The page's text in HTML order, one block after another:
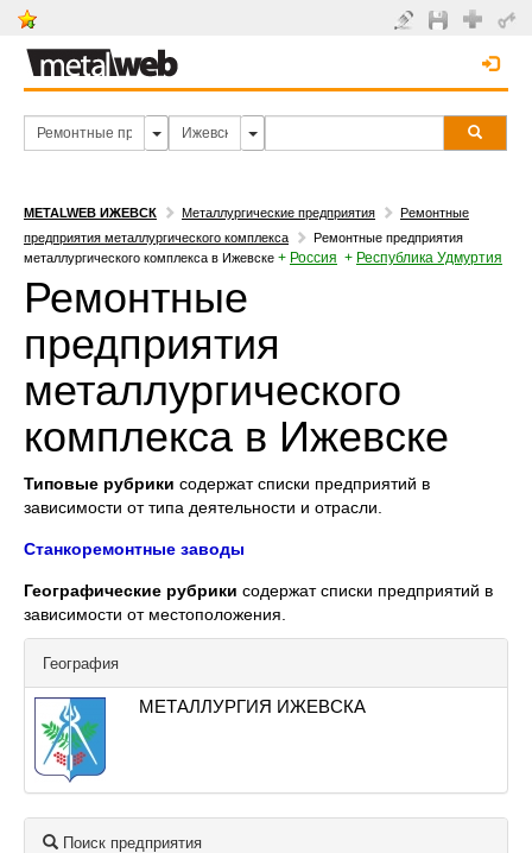
METALWEB ИЖЕВСК Металлургические предприятия
Ремонтные
предприятия металлургического комплекса
Ремонтные предприятия
металлургического комплекса в Ижевске + Россия + Республика Удмуртия
Ремонтные
предприятия
металлургического
комплекса в Ижевске
Типовые рубрики содержат списки предприятий в
зависимости от типа деятельности и отрасли.
Станкоремонтные заводы
Географические рубрики содержат списки предприятий в
зависимости от местоположения.
География
МЕТАЛЛУРГИЯ ИЖЕВСКА
Поиск предприятия